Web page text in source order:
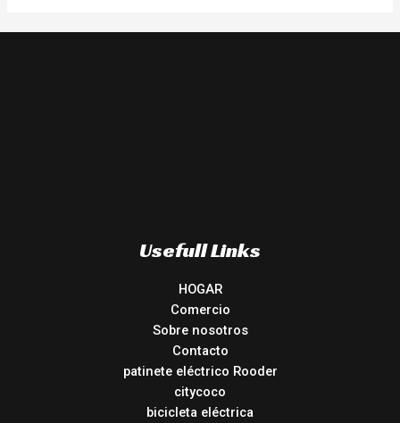
Usefull Links
HOGAR
Comercio
Sobre nosotros
Contacto
patinete eléctrico Rooder
citycoco
bicicleta eléctrica